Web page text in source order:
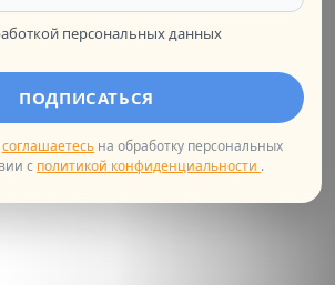
мы приглашаем всех любителей
языка на бесплатную
персональных данных
ПОДПИСАТЬСЯ
соглашаетесь на обработку персональных
с политикой конфиденциальности .